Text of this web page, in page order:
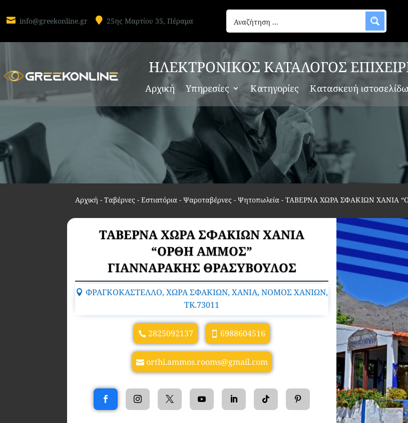
 info@greekonline.gr  25ης Μαρτίου 35, Πέραμα
ΗΛΕΚΤΡΟΝΙΚΟΣ ΚΑΤΑΛΟΓΟΣ
Αρχική Υπηρεσίες Κατηγορίες Κατασκευή
Αρχική -Ταβέρνες - Εστιατόρια - Ψαροταβέρνες - Ψητοπωλεία -ΤΑΒΕΡΝΑ ΧΩΡΑ ΣΦΑΚΙΩΝ ΧΑΝΙΑ
ΤΑΒΕΡΝΑ ΧΩΡΑ ΣΦΑΚΙΩΝ ΧΑΝΙΑ
“ΟΡΘΗ ΑΜΜΟΣ”
ΓΙΑΝΝΑΡΑΚΗΣ ΘΡΑΣΥΒΟΥΛΟΣ
ΦΡΑΓΚΟΚΑΣΤΕΛΛΟ, ΧΩΡΑ ΣΦΑΚΙΩΝ, ΧΑΝΙΑ, ΝΟΜΟΣ ΧΑΝΙΩΝ,
TK.73011
2825092137 6988604516
orthi.ammos.rooms@gmail.com